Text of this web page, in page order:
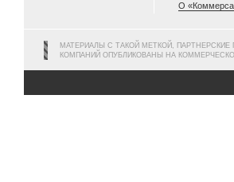
О
МАТЕРИАЛЫ С ТАКОЙ МЕТКОЙ,
КОМПАНИЙ ОПУБЛИКОВАНЫ НА